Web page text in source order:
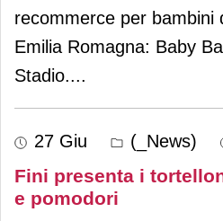
recommerce per bambini
Emilia Romagna: Baby
Stadio....
27 Giu (_News)
Fini presenta i
e pomodori